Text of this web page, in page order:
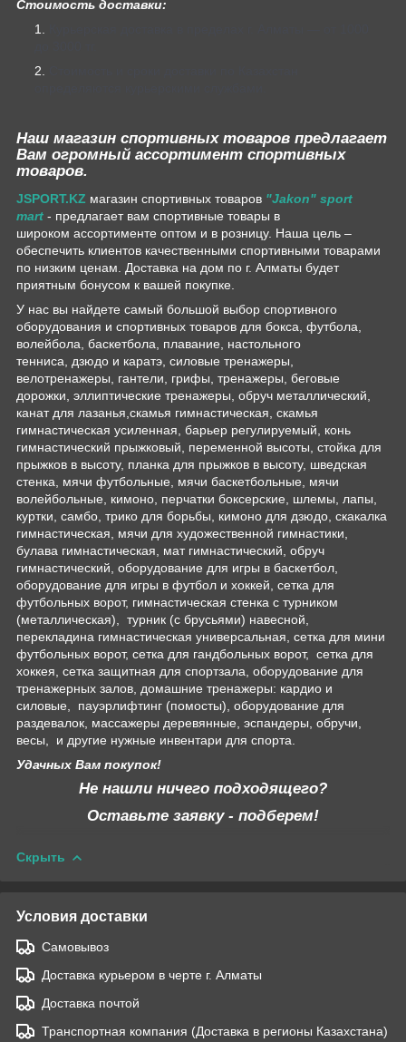
Стоимость доставки:
Наш магазин спортивных товаров предлагает
Вам огромный ассортимент спортивных
товаров.
JSPORT.KZ магазин спортивных товаров "Jakon" sport
mart - предлагает вам спортивные товары в
широком ассортименте оптом и в розницу. Наша цель –
обеспечить клиентов качественными спортивными товарами
по низким ценам. Доставка на дом по г. Алматы будет
приятным бонусом к вашей покупке.
У нас вы найдете самый большой выбор спортивного
оборудования и спортивных товаров для бокса, футбола,
волейбола, баскетбола, плавание, настольного
тенниса, дзюдо и каратэ, силовые тренажеры,
велотренажеры, гантели, грифы, тренажеры, беговые
дорожки, эллиптические тренажеры, обруч металлический,
канат для лазанья,скамья гимнастическая, скамья
гимнастическая усиленная, барьер регулируемый, конь
гимнастический прыжковый, переменной высоты, стойка для
прыжков в высоту, планка для прыжков в высоту, шведская
стенка, мячи футбольные, мячи баскетбольные, мячи
волейбольные, кимоно, перчатки боксерские, шлемы, лапы,
куртки, самбо, трико для борьбы, кимоно для дзюдо, скакалка
гимнастическая, мячи для художественной гимнастики,
булава гимнастическая, мат гимнастический, обруч
гимнастический, оборудование для игры в баскетбол,
оборудование для игры в футбол и хоккей, сетка для
футбольных ворот, гимнастическая стенка с турником
(металлическая), турник (с брусьями) навесной,
перекладина гимнастическая универсальная, сетка для мини
футбольных ворот, сетка для гандбольных ворот, сетка для
хоккея, сетка защитная для спортзала, оборудование для
тренажерных залов, домашние тренажеры: кардио и
силовые, пауэрлифтинг (помосты), оборудование для
раздевалок, массажеры деревянные, эспандеры, обручи,
весы, и другие нужные инвентари для спорта.
Удачных Вам покупок!
Не нашли ничего подходящего?
Оставьте заявку - подберем!
Скрыть
Условия доставки
Самовывоз
Доставка курьером в черте г. Алматы
Доставка почтой
Транспортная компания (Доставка в регионы Казахстана)